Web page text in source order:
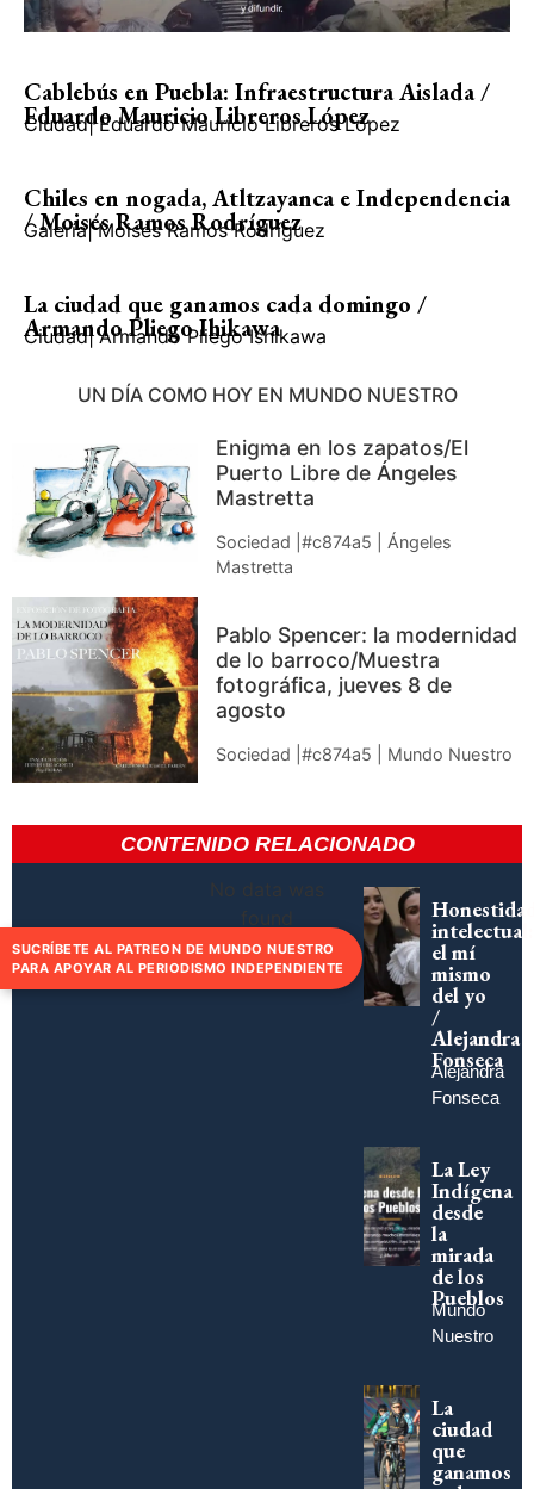
Cablebús en Puebla: Infraestructura Aislada /
Eduardo Mauricio Libreros López
Ciudad| Eduardo Mauricio Libreros López
Chiles en nogada, Atltzayanca e Independencia
/ Moisés Ramos Rodríguez
Galería| Moisés Ramos Rodríguez
La ciudad que ganamos cada domingo /
Armando Pliego Ihikawa
Ciudad| Armando Pliego Ishikawa
UN DÍA COMO HOY EN MUNDO NUESTRO
Enigma en los zapatos/El
Puerto Libre de Ángeles
Mastretta
Sociedad |#c874a5 | Ángeles
Mastretta
Pablo Spencer: la modernidad
de lo barroco/Muestra
fotográfica, jueves 8 de
agosto
Sociedad |#c874a5 | Mundo Nuestro
CONTENIDO RELACIONADO
No data was
found
intelectual:
el mí
mismo
del yo
/
Alejandra
Fonseca
Alejandra
Fonseca
La Ley
Indígena
desde
la
mirada
de los
Pueblos
Mundo
Nuestro
La
ciudad
que
ganamos
SUCRÍBETE AL PATREON DE MUNDO NUESTRO
PARA APOYAR AL PERIODISMO INDEPENDIENTE